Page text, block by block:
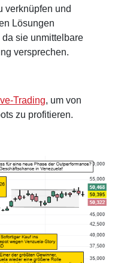
verknüpfen und
Lösungen
sie unmittelbare
versprechen.
Trading, um von
zu profitieren.